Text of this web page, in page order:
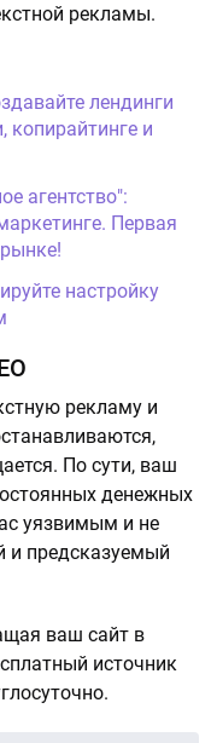
рекламы.
лендинги
копирайтинге и
агентство":
Первая
настройку
рекламу и
По сути, ваш
денежных
уязвимым и не
и предсказуемый
ваш сайт в
источник